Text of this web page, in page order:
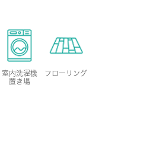
室内洗濯機
置き場
フローリング